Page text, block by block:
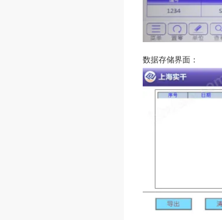
数据存储界面：